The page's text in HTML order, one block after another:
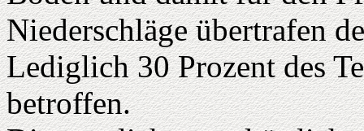
Niederschläge übertrafen
Lediglich 30 Prozent des
betroffen.